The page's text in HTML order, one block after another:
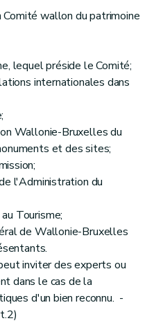
bis
4
(...)
première (...)
2 (...)
Comité wallon du patrimoine
lequel préside le Comité;
internationales dans
Wallonie-Bruxelles du
et des sites;
l'Administration du
Tourisme;
de Wallonie-Bruxelles
inviter des experts ou
dans le cas de la
d'un bien reconnu. -